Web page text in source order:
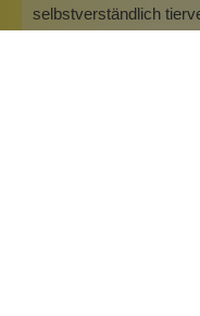
selbstverständlich